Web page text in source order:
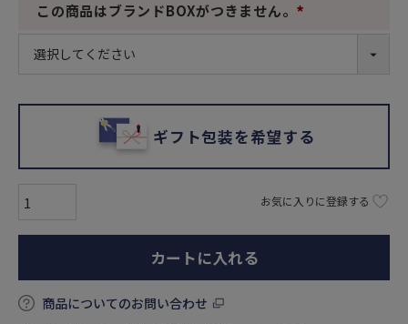
この商品はブランドBOXがつきません。
ギフト包装を希望する
お気に入りに登録する
カートに入れる
商品についてのお問い合わせ